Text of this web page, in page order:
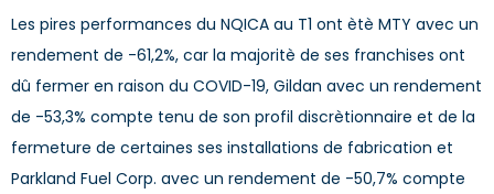
Les pires performances du NQICA au T1 ont ètè MTY avec un
rendement de -61,2%, car la majoritè de ses franchises ont
dû fermer en raison du COVID-19, Gildan avec un rendement
de -53,3% compte tenu de son profil discrètionnaire et de la
fermeture de certaines ses installations de fabrication et
Parkland Fuel Corp. avec un rendement de -50,7% compte